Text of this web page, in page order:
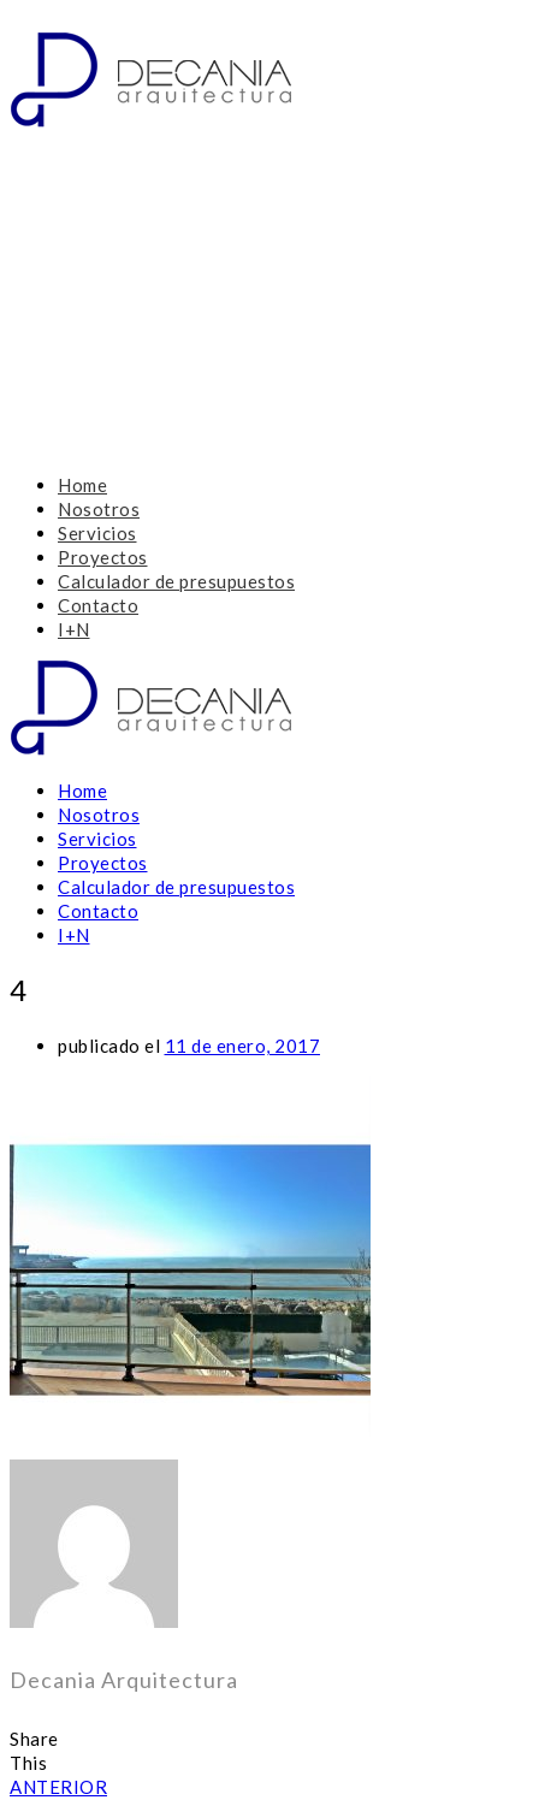
Home
Nosotros
Servicios
Proyectos
Calculador de presupuestos
Contacto
I+N
Home
Nosotros
Servicios
Proyectos
Calculador de presupuestos
Contacto
I+N
4
publicado el 11 de enero, 2017
Decania Arquitectura
Share
This
ANTERIOR